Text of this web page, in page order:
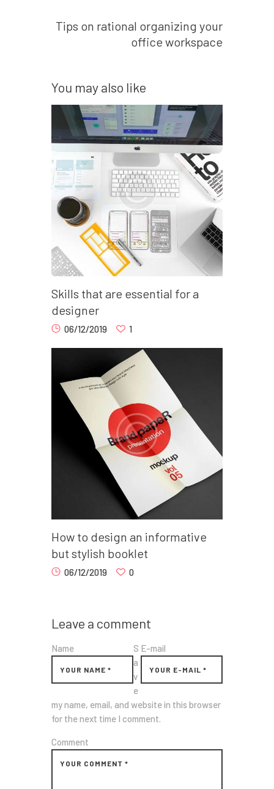
Tips on rational organizing your
office workspace
You may also like
Skills that are essential for a
designer
06/12/2019 1
How to design an informative
but stylish booklet
06/12/2019 0
Leave a comment
Name E-mail
S
a
v
e
my name, email, and website in this browser
for the next time I comment.
Comment